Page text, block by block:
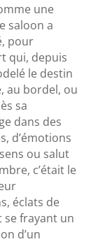
une
saloon a
pour
qui, depuis
le destin
au bordel, ou
sa
dans des
d’émotions
ou salut
c’était le
éclats de
se frayant un
d’un